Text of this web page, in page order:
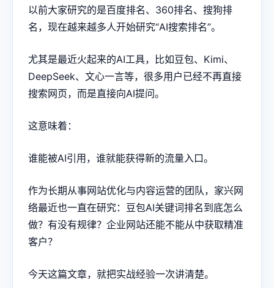
以前大家研究的是百度排名、360排名、搜狗排
名，现在越来越多人开始研究“AI搜索排名”。
尤其是最近火起来的AI工具，比如豆包、Kimi、
DeepSeek、文心一言等，很多用户已经不再直接
搜索网页，而是直接向AI提问。
这意味着：
谁能被AI引用，谁就能获得新的流量入口。
作为长期从事网站优化与内容运营的团队，家兴网
络最近也一直在研究：豆包AI关键词排名到底怎么
做？有没有规律？企业网站还能不能从中获取精准
客户？
今天这篇文章，就把实战经验一次讲清楚。